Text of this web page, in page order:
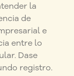
la
de
e
entre lo
Dase
registro.